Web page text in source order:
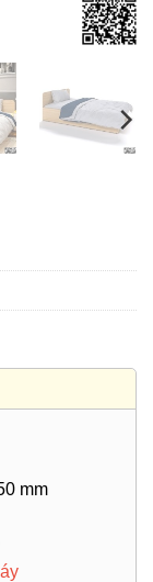
mm